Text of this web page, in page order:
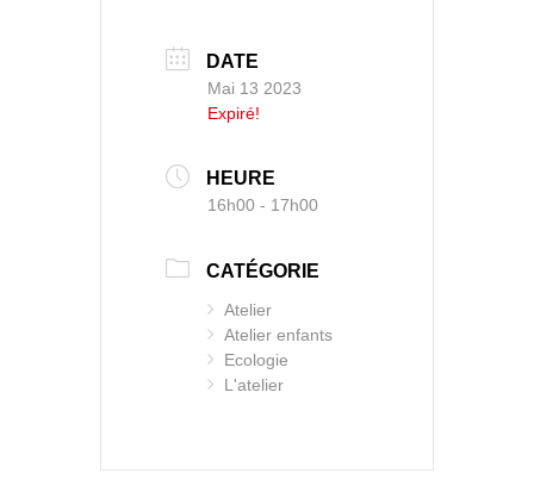
DATE
Mai 13 2023
Expiré!
HEURE
16h00 - 17h00
CATÉGORIE
Atelier
Atelier enfants
Ecologie
L'atelier